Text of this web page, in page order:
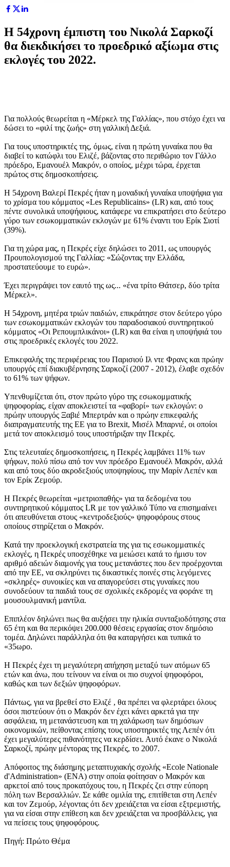
Η 54χρονη έμπιστη του Νικολά Σαρκοζί
θα διεκδικήσει τo προεδρικό αξίωμα στις
εκλογές του 2022.
Για πολλούς θεωρείται η «Μέρκελ της Γαλλίας», που στόχο έχει να
δώσει το «φιλί της ζωής» στη γαλλική Δεξιά.
Για τους υποστηρικτές της, όμως, είναι η πρώτη γυναίκα που θα
διαβεί το κατώφλι του Ελιζέ, βάζοντας στο περιθώριο τον Γάλλο
πρόεδρο, Εμανουέλ Μακρόν, ο οποίος, μέχρι τώρα, έρχεται
πρώτος στις δημοσκοπήσεις.
Η 54χρονη Βαλερί Πεκρές ήταν η μοναδική γυναίκα υποψήφια για
το χρίσμα του κόμματος «Les Republicains» (LR) και, από τους
πέντε συνολικά υποψήφιους, κατάφερε να επικρατήσει στο δεύτερο
γύρο των εσωκομματικών εκλογών με 61% έναντι του Ερίκ Σιοτί
(39%).
Για τη χώρα μας, η Πεκρές είχε δηλώσει το 2011, ως υπουργός
Προυπολογισμού της Γαλλίας: «Σώζοντας την Ελλάδα,
προστατεύουμε το ευρώ».
Έχει περιγράψει τον εαυτό της ως... «ένα τρίτο Θάτσερ, δύο τρίτα
Μέρκελ».
Η 54χρονη, μητέρα τριών παιδιών, επικράτησε στον δεύτερο γύρο
των εσωκομματικών εκλογών του παραδοσιακού συντηρητικού
κόμματος «Οι Ρεπουμπλικάνοι» (LR) και θα είναι η υποψήφιά του
στις προεδρικές εκλογές του 2022.
Επικεφαλής της περιφέρειας του Παρισιού Ιλ ντε Φρανς και πρώην
υπουργός επί διακυβέρνησης Σαρκοζί (2007 - 2012), έλαβε σχεδόν
το 61% των ψήφων.
Υπενθυμίζεται ότι, στον πρώτο γύρο της εσωκομματικής
ψηφοφορίας, είχαν αποκλειστεί τα «φαβορί» των εκλογών: ο
πρώην υπουργός Ξαβιέ Μπερτράν και ο πρώην επικεφαλής
διαπραγματευτής της ΕΕ για το Brexit, Μισέλ Μπαρνιέ, οι οποίοι
μετά τον αποκλεισμό τους υποστήριξαν την Πεκρές.
Στις τελευταίες δημοσκοπήσεις, η Πεκρές λαμβάνει 11% των
ψήφων, πολύ πίσω από τον νυν πρόεδρο Εμανουέλ Μακρόν, αλλά
και από τους δύο ακροδεξιούς υποψηφίους, την Μαρίν Λεπέν και
τον Ερίκ Ζεμούρ.
Η Πεκρές θεωρείται «μετριοπαθής» για τα δεδομένα του
συντηρητικού κόμματος LR με τον γαλλικό Τύπο να επισημαίνει
ότι απευθύνεται στους «κεντροδεξιούς» ψηφοφόρους στους
οποίους στηρίζεται ο Μακρόν.
Κατά την προεκλογική εκστρατεία της για τις εσωκομματικές
εκλογές, η Πεκρές υποσχέθηκε να μειώσει κατά το ήμισυ τον
αριθμό αδειών διαμονής για τους μετανάστες που δεν προέρχονται
από την ΕΕ, να σκληρύνει τις δικαστικές ποινές στις λεγόμενες
«σκληρές» συνοικίες και να απαγορεύσει στις γυναίκες που
συνοδεύουν τα παιδιά τους σε σχολικές εκδρομές να φοράνε τη
μουσουλμανική μαντίλα.
Επιπλέον δηλώνει πως θα αυξήσει την ηλικία συνταξιοδότησης στα
65 έτη και θα περικόψει 200.000 θέσεις εργασίας στον δημόσιο
τομέα. Δηλώνει παράλληλα ότι θα καταργήσει και τυπικά το
«35ωρο.
Η Πεκρές έχει τη μεγαλύτερη απήχηση μεταξύ των ατόμων 65
ετών και άνω, που τείνουν να είναι οι πιο συχνοί ψηφοφόροι,
καθώς και των δεξιών ψηφοφόρων.
Πάντως, για να βρεθεί στο Ελιζέ , θα πρέπει να φλερτάρει όλους
όσοι πιστεύουν ότι ο Μακρόν δεν έχει κάνει αρκετά για την
ασφάλεια, τη μετανάστευση και τη χαλάρωση των δημόσιων
οικονομικών, πείθοντας επίσης τους υποστηρικτές της Λεπέν ότι
έχει μεγαλύτερες πιθανότητες να κερδίσει. Αυτό έκανε ο Νικολά
Σαρκοζί, πρώην μέντορας της Πεκρές, το 2007.
Απόφοιτος της διάσημης μεταπτυχιακής σχολής «Ecole Nationale
d'Administration» (ΕΝΑ) στην οποία φοίτησαν ο Μακρόν και
αρκετοί από τους προκατόχους του, η Πεκρές ζει στην εύπορη
πόλη των Βερσαλλιών. Σε κάθε ομιλία της, επιτίθεται στη Λεπέν
και τον Ζεμούρ, λέγοντας ότι δεν χρειάζεται να είσαι εξτρεμιστής,
για να είσαι στην επίθεση και δεν χρειάζεται να προσβάλλεις, για
να πείσεις τους ψηφοφόρους.
Πηγή: Πρώτο Θέμα